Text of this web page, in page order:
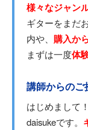
様々なジャン
ギターをまだ
内や、 購入か
まずは一度体
講師からのご
はじめまして！
daisukeです。